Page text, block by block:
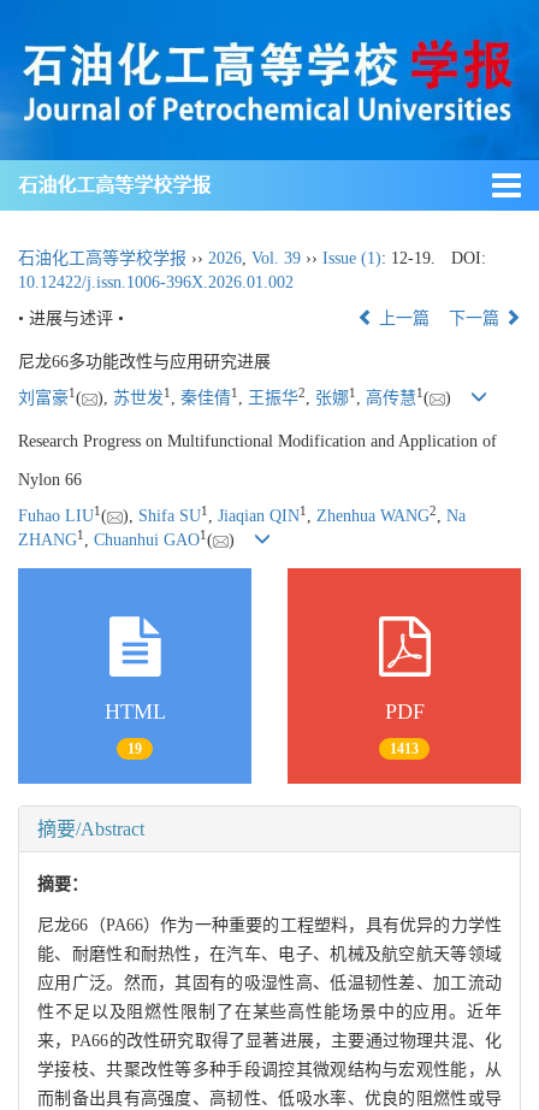
石油化工高等学校学报
石油化工高等学校学报 ›› 2026 Vol. 39 ›› Issue (1): 12-19.
DOI:
10.12422/j.issn.1006-396X.2026.01.002
• 进展与述评 •
上一篇 下一篇
尼龙66多功能改性与应用研究进展
刘富豪1 ( ), 苏世发1 , 秦佳倩1 , 王振华2, 张娜1 , 高传慧1 ( )
Research Progress on Multifunctional Modification and Application of
Nylon 66
Fuhao LIU1 ( ), Shifa SU1 , Jiaqian QIN1 , Zhenhua WANG2, Na
ZHANG1 , Chuanhui GAO1 ( )
HTML
19
PDF
1413
摘要/Abstract
摘要：
尼龙66（PA66）作为一种重要的工程塑料，具有优异的力学性
能、耐磨性和耐热性，在汽车、电子、机械及航空航天等领域
应用广泛。然而，其固有的吸湿性高、低温韧性差、加工流动
性不足以及阻燃性限制了在某些高性能场景中的应用。近年
来，PA66的改性研究取得了显著进展，主要通过物理共混、化
学接枝、共聚改性等多种手段调控其微观结构与宏观性能，从
而制备出具有高强度、高韧性、低吸水率、优良的阻燃性或导